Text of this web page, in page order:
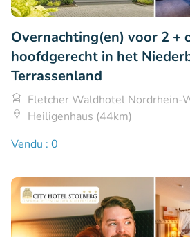
Overnachting(en) voor 2 +
hoofdgerecht in het
Terrassenland
Fletcher Waldhotel Nordrhein-
Heiligenhaus (44km)
Vendu : 0